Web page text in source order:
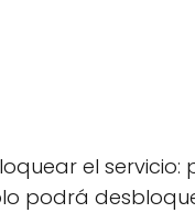
el servicio:
podrá